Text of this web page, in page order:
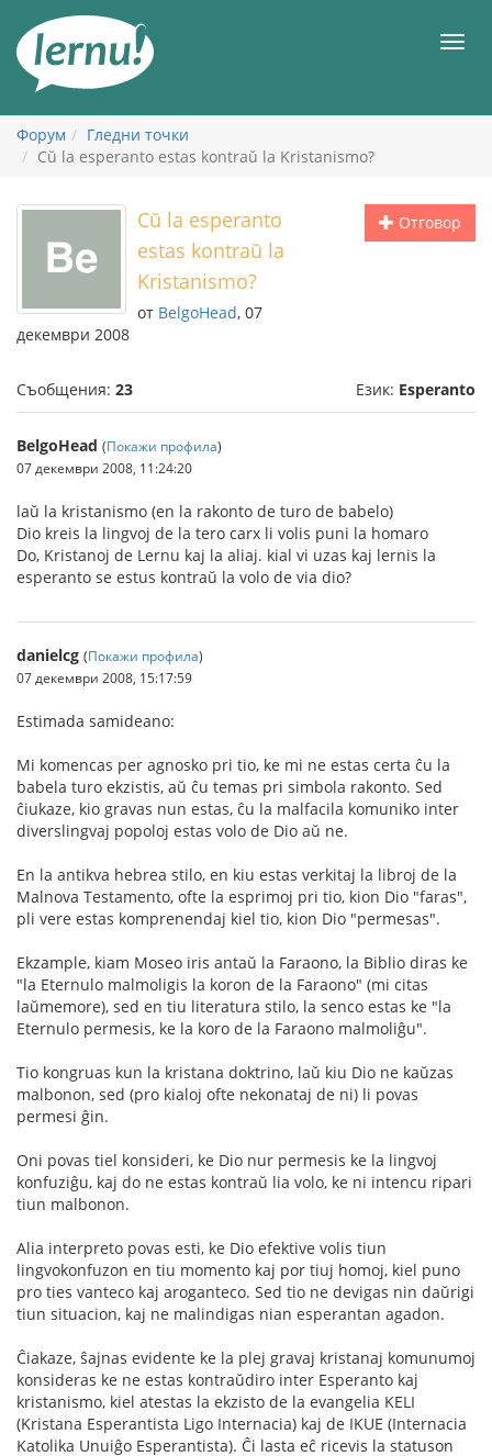
съдържанието
Форум
Гледни точки
Cŭ la esperanto estas kontraŭ la Kristanismo?
Отговор
Cŭ la esperanto
estas kontraŭ la
Kristanismo?
от BelgoHead, 07
декември 2008
Съобщения: 23 Език: Esperanto
BelgoHead (Покажи профила)
07 декември 2008, 11:24:20
laŭ la kristanismo (en la rakonto de turo de babelo)
Dio kreis la lingvoj de la tero carx li volis puni la homaro
Do, Kristanoj de Lernu kaj la aliaj. kial vi uzas kaj lernis la
esperanto se estus kontraŭ la volo de via dio?
danielcg (Покажи профила)
07 декември 2008, 15:17:59
Estimada samideano:
Mi komencas per agnosko pri tio, ke mi ne estas certa ĉu la
babela turo ekzistis, aŭ ĉu temas pri simbola rakonto. Sed
ĉiukaze, kio gravas nun estas, ĉu la malfacila komuniko inter
diverslingvaj popoloj estas volo de Dio aŭ ne.
En la antikva hebrea stilo, en kiu estas verkitaj la libroj de la
Malnova Testamento, ofte la esprimoj pri tio, kion Dio "faras",
pli vere estas komprenendaj kiel tio, kion Dio "permesas".
Ekzample, kiam Moseo iris antaŭ la Faraono, la Biblio diras ke
"la Eternulo malmoligis la koron de la Faraono" (mi citas
laŭmemore), sed en tiu literatura stilo, la senco estas ke "la
Eternulo permesis, ke la koro de la Faraono malmoliĝu".
Tio kongruas kun la kristana doktrino, laŭ kiu Dio ne kaŭzas
malbonon, sed (pro kialoj ofte nekonataj de ni) li povas
permesi ĝin.
Oni povas tiel konsideri, ke Dio nur permesis ke la lingvoj
konfuziĝu, kaj do ne estas kontraŭ lia volo, ke ni intencu ripari
tiun malbonon.
Alia interpreto povas esti, ke Dio efektive volis tiun
lingvokonfuzon en tiu momento kaj por tiuj homoj, kiel puno
pro ties vanteco kaj aroganteco. Sed tio ne devigas nin daŭrigi
tiun situacion, kaj ne malindigas nian esperantan agadon.
Ĉiakaze, ŝajnas evidente ke la plej gravaj kristanaj komunumoj
konsideras ke ne estas kontraŭdiro inter Esperanto kaj
kristanismo, kiel atestas la ekzisto de la evangelia KELI
(Kristana Esperantista Ligo Internacia) kaj de IKUE (Internacia
Katolika Unuiĝo Esperantista). Ĉi lasta eĉ ricevis la statuson